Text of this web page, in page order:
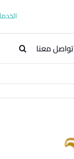
تواصل معنا